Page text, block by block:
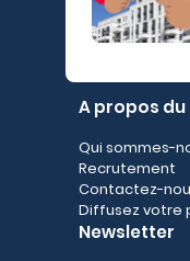
A propos
Qui sommes-
Recrutement
Contactez-
Diffusez votre
Newsletter